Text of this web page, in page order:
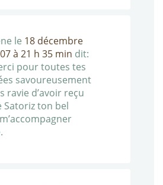
le 18 décembre
à 21 h 35 min dit:
pour toutes tes
savoureusement
ravie d’avoir reçu
Satoriz ton bel